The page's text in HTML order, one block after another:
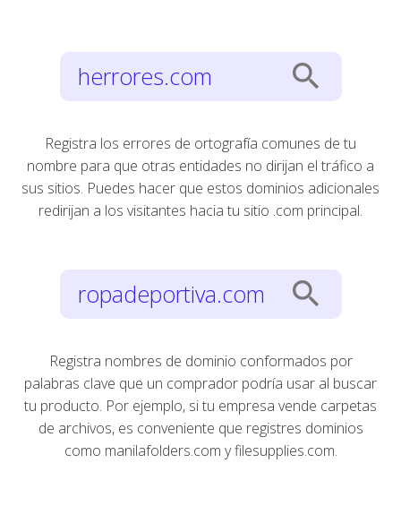
herrores.com search
Registra los errores de ortografía comunes de tu
nombre para que otras entidades no dirijan el tráfico a
sus sitios. Puedes hacer que estos dominios adicionales
redirijan a los visitantes hacia tu sitio .com principal.
ropadeportiva.com search
Registra nombres de dominio conformados por
palabras clave que un comprador podría usar al buscar
tu producto. Por ejemplo, si tu empresa vende carpetas
de archivos, es conveniente que registres dominios
como manilafolders.com y filesupplies.com.